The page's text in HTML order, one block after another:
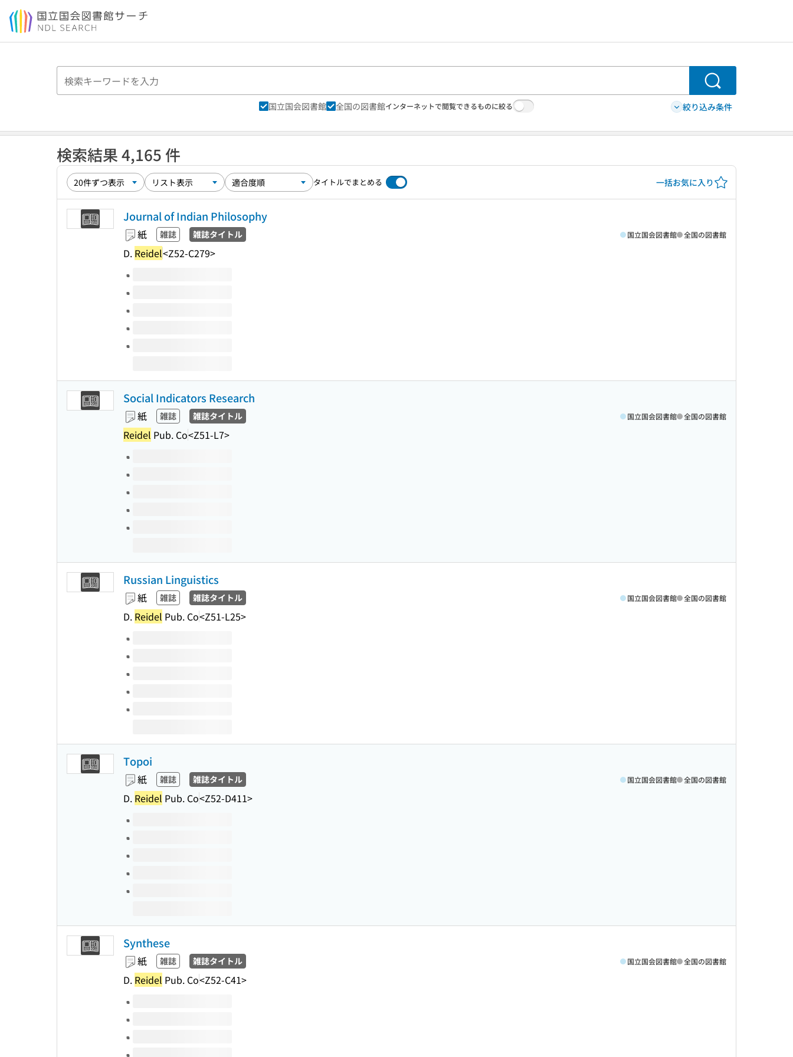
本文へ移動
検索
国立国会図書館 全国の図書館インターネットで閲覧できるものに絞る 絞り込み条件
検索結果 4,165 件
タイトルでまとめる 一括お気に入り
Journal of Indian Philosophy
紙 雑誌 雑誌タイトル
D. Reidel<Z52-C279>
国立国会図書館 全国の図書館
このタイトルの巻号
Social Indicators Research
紙 雑誌 雑誌タイトル
Reidel Pub. Co<Z51-L7>
国立国会図書館 全国の図書館
このタイトルの巻号
Russian Linguistics
紙 雑誌 雑誌タイトル
D. Reidel Pub. Co<Z51-L25>
国立国会図書館 全国の図書館
このタイトルの巻号
Topoi
紙 雑誌 雑誌タイトル
D. Reidel Pub. Co<Z52-D411>
国立国会図書館 全国の図書館
このタイトルの巻号
Synthese
紙 雑誌 雑誌タイトル
D. Reidel Pub. Co<Z52-C41>
国立国会図書館 全国の図書館
このタイトルの巻号